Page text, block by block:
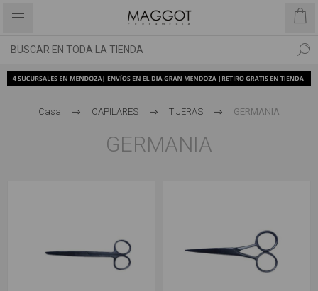
Casa CAPILARES TIJERAS GERMANIA
GERMANIA